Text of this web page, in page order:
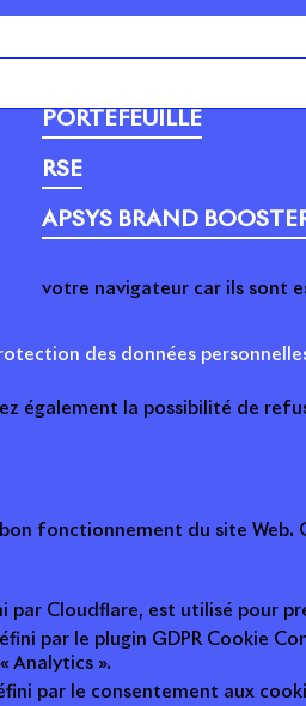
PORTEFEUILLE
RSE
APSYS BRAND
des données
votre navigateur car ils sont
également la possibilité de
fonctionnement du site
par Cloudflare, est utilisé pour
par le plugin GDPR Cookie
Analytics ».
par le consentement aux